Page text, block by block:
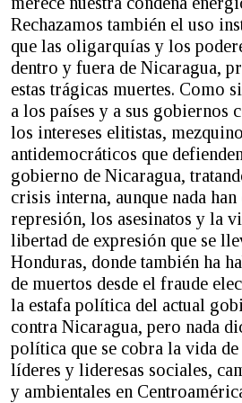
Rechazamos también el uso
que las oligarquías y los
dentro y fuera de Nicaragua,
estas trágicas muertes. Como
a los países y a sus gobiernos
los intereses elitistas,
antidemocráticos que
gobierno de Nicaragua,
crisis interna, aunque nada
represión, los asesinatos y la
libertad de expresión que se
Honduras, donde también ha
de muertos desde el fraude
la estafa política del actual
contra Nicaragua, pero nada
política que se cobra la vida de
líderes y lideresas sociales,
y ambientales en